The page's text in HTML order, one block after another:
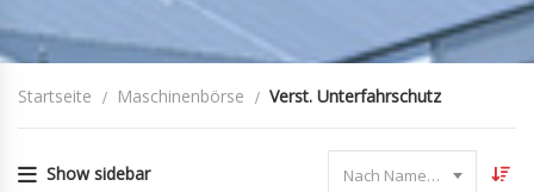
Startseite Maschinenbörse Verst. Unterfahrschutz
Show sidebar Nach Name sortieren